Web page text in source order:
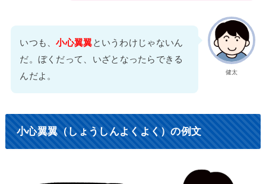
健太
いつも、小心翼翼というわけじゃないん
だ。ぼくだって、いざとなったらできる
んだよ。
小心翼翼（しょうしんよくよく）の例文